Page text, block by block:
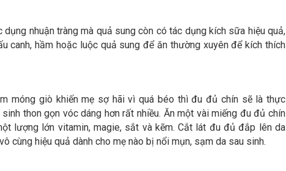
dụng nhuận tràng mà quả sung còn có tác dụng kích sữa hiệu quả,
canh, hầm hoặc luộc quả sung để ăn thường xuyên để kích thích
móng giò khiến mẹ sợ hãi vì quá béo thì đu đủ chín sẽ là thực
thon gọn vóc dáng hơn rất nhiều. Ăn một vài miếng đu đủ chín
lượng lớn vitamin, magie, sắt và kẽm. Cắt lát đu đủ đắp lên da
cùng hiệu quả dành cho mẹ nào bị nổi mụn, sạm da sau sinh.